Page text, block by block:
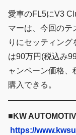
愛車のFL5にV3
マーは、今回のテ
りにセッティン
は90万円(税込み
ャンペーン価格
購入できる。
■ KW
https://